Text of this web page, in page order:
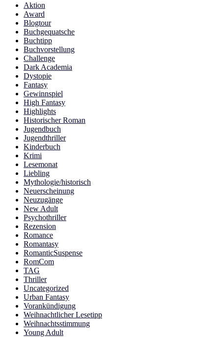
Aktion
Award
Blogtour
Buchgequatsche
Buchtipp
Buchvorstellung
Challenge
Dark Academia
Dystopie
Fantasy
Gewinnspiel
High Fantasy
Highlights
Historischer Roman
Jugendbuch
Jugendthriller
Kinderbuch
Krimi
Lesemonat
Liebling
Mythologie/historisch
Neuerscheinung
Neuzugänge
New Adult
Psychothriller
Rezension
Romance
Romantasy
RomanticSuspense
RomCom
TAG
Thriller
Uncategorized
Urban Fantasy
Vorankündigung
Weihnachtlicher Lesetipp
Weihnachtsstimmung
Young Adult